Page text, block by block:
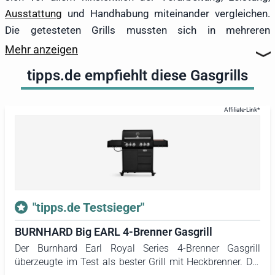
Ausstattung und Handhabung miteinander vergleichen.
Die getesteten Grills mussten sich in mehreren
praxisnahen Szenarien beweisen. Dazu gehörten das
indirekte Garen größerer Fleischstücke sowie das
Aufheizzeit, die maximale Hitzeentwicklung und die
Temperaturregelung wurden ebenfalls bewertet. Ein
besonderes Augenmerk lag zudem auf der Montage, der
Sicherheit im Umgang mit Gas und den Möglichkeiten zur
Testsieger wurde derBurnhard Earl Royal Series 4-
Brenner . Er punktete mit einem leistungsstarken
Heckbrenner, der für die Nutzung mit Drehspieß und
Braten geeignet ist. Dagegen bietet derBURNHARD Big
Fred Deluxe Series 4 mit seinem Infrarot-
Mehr anzeigen
tipps.de empfiehlt diese Gasgrills
"tipps.de Testsieger"
BURNHARD Big EARL 4-Brenner Gasgrill
Der Burnhard Earl Royal Series 4-Brenner Gasgrill
überzeugte im Test als bester Grill mit Heckbrenner. Der